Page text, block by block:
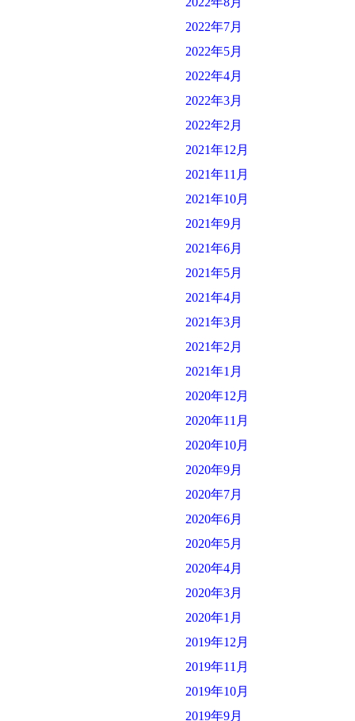
2022年7月
2022年5月
2022年4月
2022年3月
2022年2月
2021年12月
2021年11月
2021年10月
2021年9月
2021年6月
2021年5月
2021年4月
2021年3月
2021年2月
2021年1月
2020年12月
2020年11月
2020年10月
2020年9月
2020年7月
2020年6月
2020年5月
2020年4月
2020年3月
2020年1月
2019年12月
2019年11月
2019年10月
2019年9月